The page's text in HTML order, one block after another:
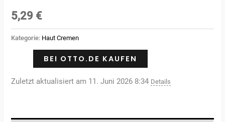
5,29 €
Kategorie: Haut Cremen
BEI OTTO.DE KAUFEN
Zuletzt aktualisiert am 11. Juni 2026 8:34 Details